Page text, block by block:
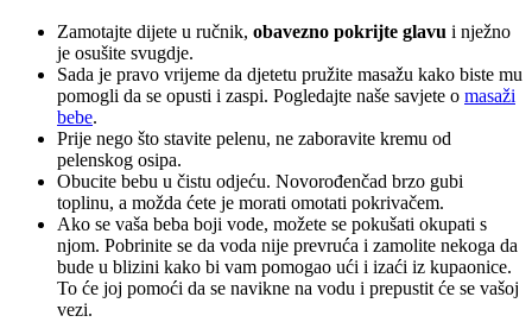
Zamotajte dijete u ručnik, obavezno pokrijte glavu i nježno
je osušite svugdje.
Sada je pravo vrijeme da djetetu pružite masažu kako biste mu
pomogli da se opusti i zaspi. Pogledajte naše savjete o masaži
bebe.
Prije nego što stavite pelenu, ne zaboravite kremu od
pelenskog osipa.
Obucite bebu u čistu odjeću. Novorođenčad brzo gubi
toplinu, a možda ćete je morati omotati pokrivačem.
Ako se vaša beba boji vode, možete se pokušati okupati s
njom. Pobrinite se da voda nije prevruća i zamolite nekoga da
bude u blizini kako bi vam pomogao ući i izaći iz kupaonice.
To će joj pomoći da se navikne na vodu i prepustit će se vašoj
vezi.